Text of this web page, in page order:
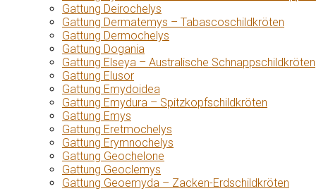
Gattung Deirochelys
Gattung Dermatemys – Tabascoschildkröten
Gattung Dermochelys
Gattung Dogania
Gattung Elseya – Australische Schnappschildkröten
Gattung Elusor
Gattung Emydoidea
Gattung Emydura – Spitzkopfschildkröten
Gattung Emys
Gattung Eretmochelys
Gattung Erymnochelys
Gattung Geochelone
Gattung Geoclemys
Gattung Geoemyda – Zacken-Erdschildkröten